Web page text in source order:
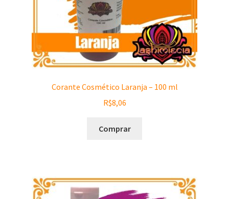
Corante Cosmético Laranja – 100 ml
R$8,06
Comprar